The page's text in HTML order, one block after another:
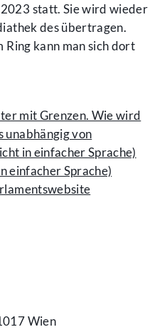
statt. Sie wird wieder
des übertragen.
Ring kann man sich dort
mit Grenzen. Wie wird
unabhängig von
in einfacher Sprache)
einfacher Sprache)
Wien